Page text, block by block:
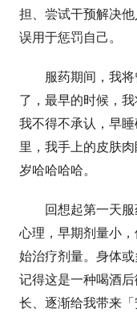
担、尝试干预解决
误用于惩罚自己。
服药期间，我
了，最早的时候，
我不得不承认，早
里，我手上的皮肤
岁哈哈哈哈。
回想起第一天
心理，早期剂量小
始治疗剂量。身体
记得这是一种喝酒
长、逐渐给我带来